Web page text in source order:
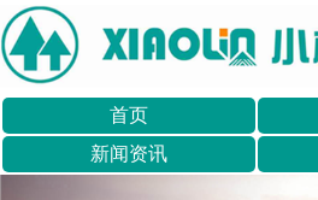
首页
新闻资讯